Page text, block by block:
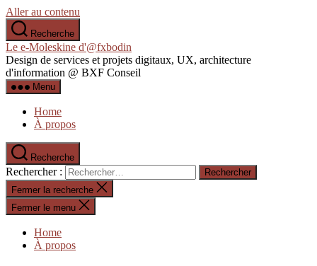
Aller au contenu
Recherche
Le e-Moleskine d'@fxbodin
Design de services et projets digitaux, UX, architecture
d'information @ BXF Conseil
Menu
Home
À propos
Recherche
Rechercher :
Fermer la recherche
Fermer le menu
Home
À propos